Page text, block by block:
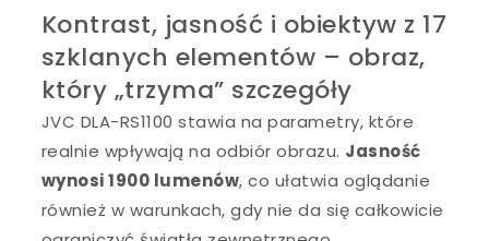
Kontrast, jasność i obiektyw z 17
szklanych elementów – obraz,
który „trzyma” szczegóły
JVC DLA-RS1100 stawia na parametry, które
realnie wpływają na odbiór obrazu. Jasność
wynosi 1900 lumenów, co ułatwia oglądanie
również w warunkach, gdy nie da się całkowicie